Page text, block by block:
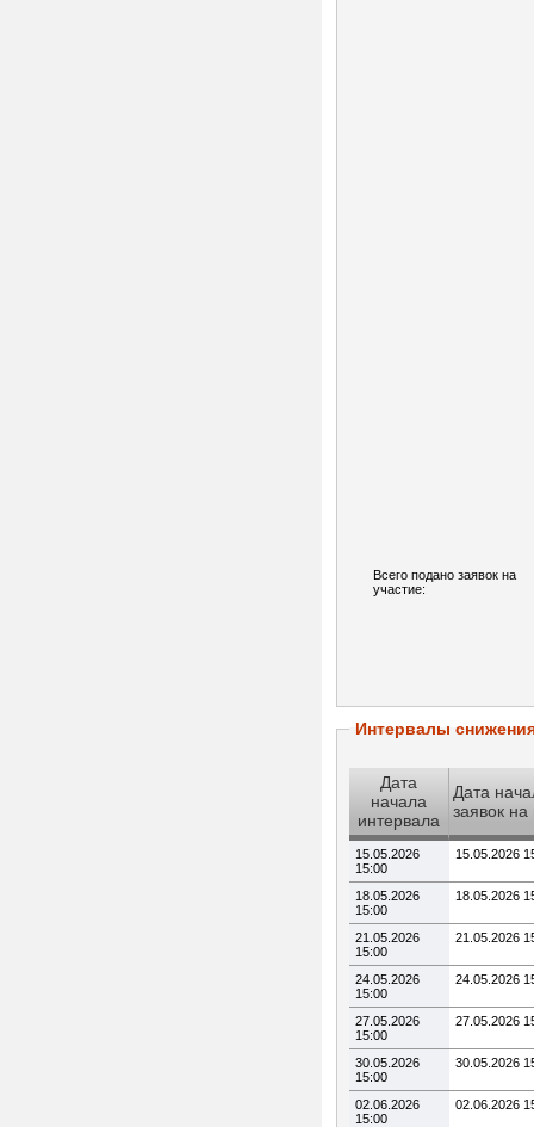
Всего подано заявок на
участие:
Интервалы
Дата
начала
интервала
Дата
заявок на
15.05.2026
15:00
15.05.2026
18.05.2026
15:00
18.05.2026
21.05.2026
15:00
21.05.2026
24.05.2026
15:00
24.05.2026
27.05.2026
15:00
27.05.2026
30.05.2026
15:00
30.05.2026
02.06.2026
15:00
02.06.2026